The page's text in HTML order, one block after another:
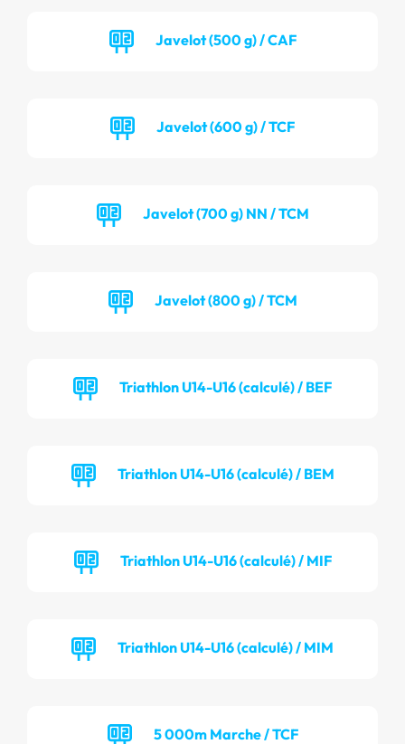
Javelot (500 g) / CAF
Javelot (600 g) / TCF
Javelot (700 g) NN / TCM
Javelot (800 g) / TCM
Triathlon U14-U16 (calculé) / BEF
Triathlon U14-U16 (calculé) / BEM
Triathlon U14-U16 (calculé) / MIF
Triathlon U14-U16 (calculé) / MIM
5 000m Marche / TCF